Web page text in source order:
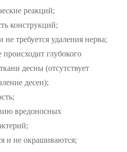
реакций;
конструкций;
не требуется удаления нерва;
глубокого
десны (отсутствует
десен);
вредоносных
и не окрашиваются;